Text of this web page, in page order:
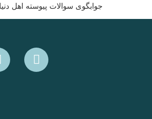
جوابگوی سوالات پیوسته اهل